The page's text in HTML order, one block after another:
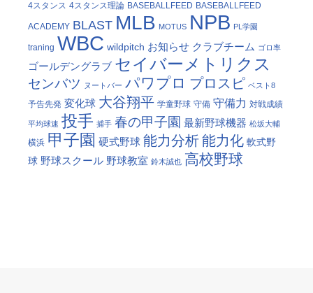
4スタンス 4スタンス理論 BASEBALLFEED BASEBALLFEED
ACADEMY BLAST MLB MOTUS NPB PL学園
traning WBC wildpitch お知らせ クラブチーム ゴロ率
ゴールデングラブ セイバーメトリクス
センバツ ヌートバー パワプロ プロスピ ベスト8
予告先発 変化球 大谷翔平 学童野球 守備 守備力 対戦成績
平均球速 投手 捕手 春の甲子園 最新野球機器 松坂大輔
横浜 甲子園 硬式野球 能力分析能力化 軟式野
球 野球スクール 野球教室 鈴木誠也 高校野球